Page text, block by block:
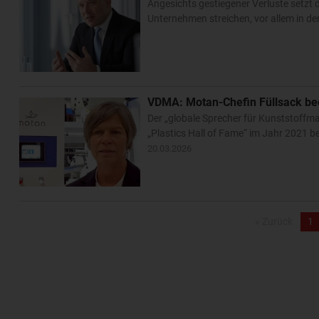
Angesichts gestiegener Verluste setzt
Unternehmen streichen, vor allem in
VDMA: Motan-Chefin Füllsack
Der „globale Sprecher für
„Plastics Hall of Fame“ im Jahr 2021
1